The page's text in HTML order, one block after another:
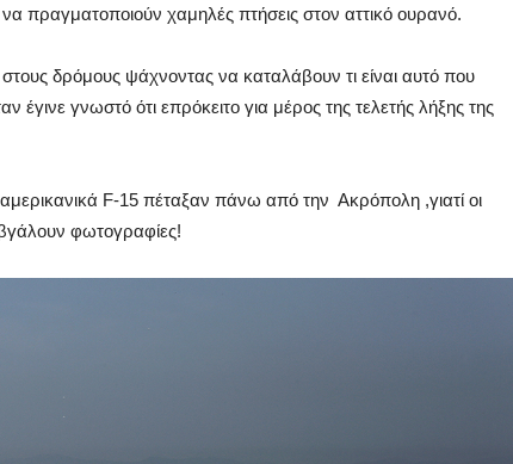
πραγματοποιούν χαμηλές πτήσεις στον αττικό ουρανό.
δρόμους ψάχνοντας να καταλάβουν τι είναι αυτό που
έγινε γνωστό ότι επρόκειτο για μέρος της τελετής λήξης της
F-15 πέταξαν πάνω από την Ακρόπολη ,γιατί οι
βγάλουν φωτογραφίες!